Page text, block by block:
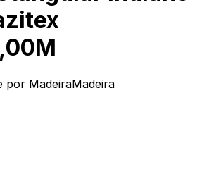
por MadeiraMadeira